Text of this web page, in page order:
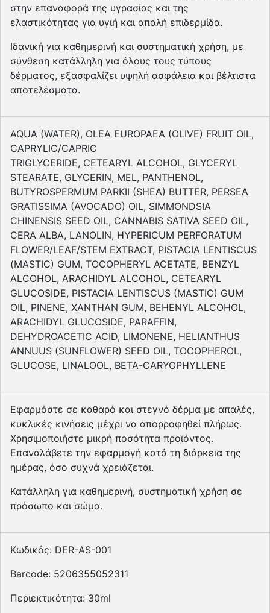
στην επαναφορά της υγρασίας και της
ελαστικότητας για υγιή και απαλή επιδερμίδα.
Ιδανική για καθημερινή και συστηματική χρήση, με
σύνθεση κατάλληλη για όλους τους τύπους
δέρματος, εξασφαλίζει υψηλή ασφάλεια και βέλτιστα
αποτελέσματα.
AQUA (WATER), OLEA EUROPAEA (OLIVE) FRUIT OIL,
CAPRYLIC/CAPRIC
TRIGLYCERIDE, CETEARYL ALCOHOL, GLYCERYL
STEARATE, GLYCERIN, MEL, PANTHENOL,
BUTYROSPERMUM PARKII (SHEA) BUTTER, PERSEA
GRATISSIMA (AVOCADO) OIL, SIMMONDSIA
CHINENSIS SEED OIL, CANNABIS SATIVA SEED OIL,
CERA ALBA, LANOLIN, HYPERICUM PERFORATUM
FLOWER/LEAF/STEM EXTRACT, PISTACIA LENTISCUS
(MASTIC) GUM, TOCOPHERYL ACETATE, BENZYL
ALCOHOL, ARACHIDYL ALCOHOL, CETEARYL
GLUCOSIDE, PISTACIA LENTISCUS (MASTIC) GUM
OIL, PINENE, XANTHAN GUM, BEHENYL ALCOHOL,
ARACHIDYL GLUCOSIDE, PARAFFIN,
DEHYDROACETIC ACID, LIMONENE, HELIANTHUS
ANNUUS (SUNFLOWER) SEED OIL, TOCOPHEROL,
GLUCOSE, LINALOOL, BETA-CARYOPHYLLENE
Εφαρμόστε σε καθαρό και στεγνό δέρμα με απαλές,
κυκλικές κινήσεις μέχρι να απορροφηθεί πλήρως.
Χρησιμοποιήστε μικρή ποσότητα προϊόντος.
Επαναλάβετε την εφαρμογή κατά τη διάρκεια της
ημέρας, όσο συχνά χρειάζεται.
Κατάλληλη για καθημερινή, συστηματική χρήση σε
πρόσωπο και σώμα.
Κωδικός: DER-AS-001
Barcode: 5206355052311
Περιεκτικότητα: 30ml